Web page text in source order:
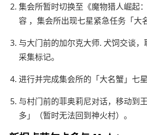
集会所暂时切换至《魔物猎人崛起
容 ，集会所出现七星紧急任务「大
与大门前的加尔克大师. 犬饲交谈
采集标记。
进行并完成集会所的「大名蟹」七星
与村门前的菲奥莉尼对话，移动到
多」（暂时无法回到神火村）。